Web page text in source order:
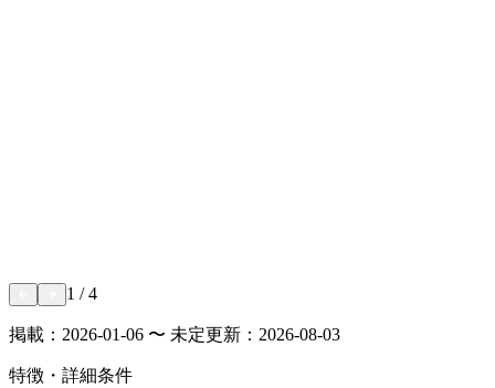
1 /4
掲載： 2026-01-06 〜 未定更新： 2026-08-03
特徴・詳細条件